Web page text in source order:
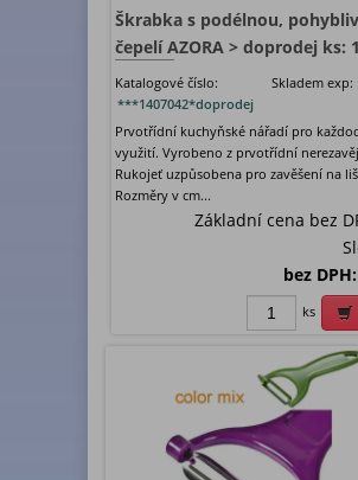
Škrabka s podélnou,
čepelí AZORA > doprodej ks:
Katalogové číslo:
***1407042*doprodej
Skladem exp:
Prvotřídní kuchyňské nářadí pro
využití. Vyrobeno z prvotřídní
Rukojeť uzpůsobena pro zavěšení na
Rozměry v cm...
Základní cena bez
bez DPH:
ks